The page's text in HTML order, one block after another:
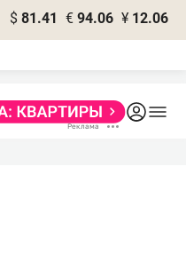
$ 81.41 € 94.06 ¥ 12.06